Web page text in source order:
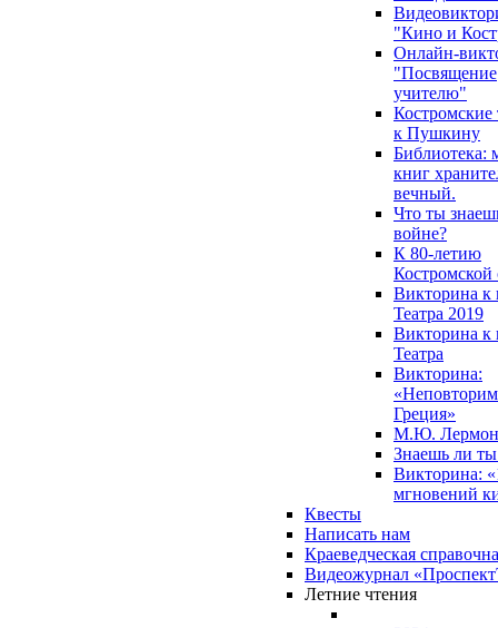
"Кино и
Онлайн-
"Посвящение
учителю"
к Пушкину
Библиотека:
книг
вечный.
Что ты
войне?
К 80-летию
Костромской
Викторина к
Театра 2019
Викторина к
Театра
Викторина:
Греция»
М.Ю.
Знаешь ли
Викторина:
мгновений
Квесты
Написать нам
Краеведческая
Видеожурнал
Летние чтения